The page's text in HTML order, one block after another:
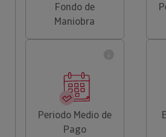
Fondo de
Maniobra
Periodo Medio de
Pago